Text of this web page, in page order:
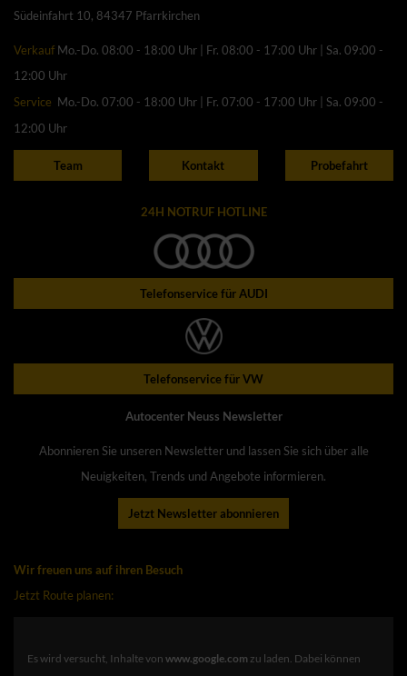
Südeinfahrt 10, 84347 Pfarrkirchen
Verkauf Mo.-Do. 08:00 - 18:00 Uhr | Fr. 08:00 - 17:00 Uhr | Sa. 09:00 -
12:00 Uhr
Service Mo.-Do. 07:00 - 18:00 Uhr | Fr. 07:00 - 17:00 Uhr | Sa. 09:00 -
12:00 Uhr
Team Kontakt Probefahrt
24H NOTRUF HOTLINE
Telefonservice für AUDI
Telefonservice für VW
Autocenter Neuss Newsletter
Abonnieren Sie unseren Newsletter und lassen Sie sich über alle
Neuigkeiten, Trends und Angebote informieren.
Jetzt Newsletter abonnieren
Wir freuen uns auf ihren Besuch
Jetzt Route planen:
Es wird versucht, Inhalte von www.google.com zu laden. Dabei können